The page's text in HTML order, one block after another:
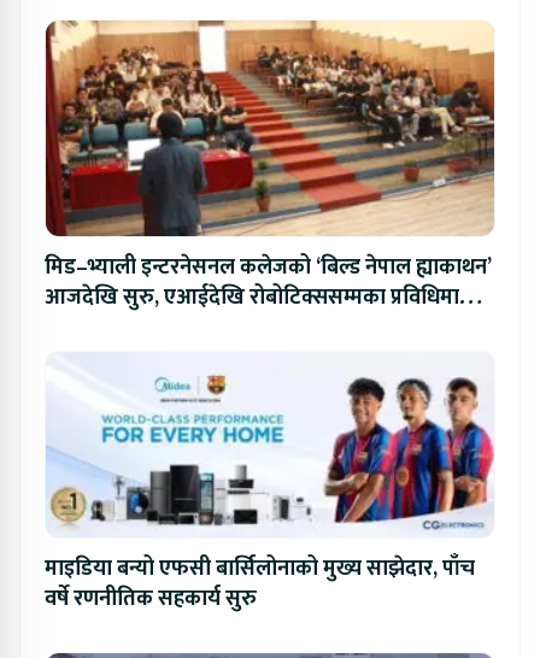
मिड–भ्याली इन्टरनेसनल कलेजको ‘बिल्ड नेपाल ह्याकाथन’
आजदेखि सुरु, एआईदेखि रोबोटिक्ससम्मका प्रविधिमा
माइडिया बन्यो एफसी बार्सिलोनाको मुख्य साझेदार, पाँच
वर्षे रणनीतिक सहकार्य सुरु